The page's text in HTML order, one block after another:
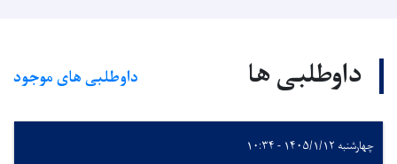
داوطلبی ها داوطلبی های موجود
چهارشنبه ۱۴۰۵/۱/۱۲ - ۱۰:۳۴